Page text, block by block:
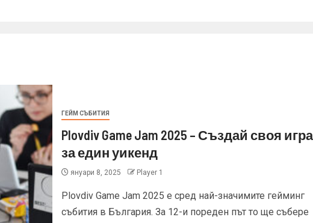
ГЕЙМ СЪБИТИЯ
Plovdiv Game Jam 2025 – Създай своя игра
за един уикенд
януари 8, 2025 Player 1
Plovdiv Game Jam 2025 е сред най-значимите гейминг
събития в България. За 12-и пореден път то ще събере